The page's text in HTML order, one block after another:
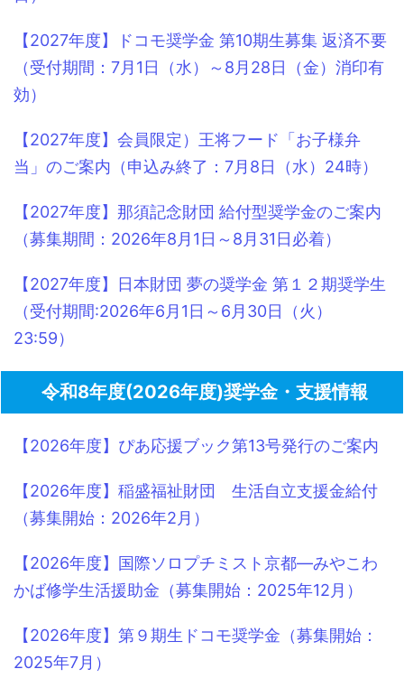
【2027年度】ドコモ奨学金 第10期生募集 返済不要
（受付期間：7月1日（水）～8月28日（金）消印有
効）
【2027年度】会員限定）王将フード「お子様弁
当」のご案内（申込み終了：7月8日（水）24時）
【2027年度】那須記念財団 給付型奨学金のご案内
（募集期間：2026年8月1日～8月31日必着）
【2027年度】日本財団 夢の奨学金 第１２期奨学生
（受付期間:2026年6月1日～6月30日（火）
23:59）
令和8年度(2026年度)奨学金・支援情報
【2026年度】ぴあ応援ブック第13号発行のご案内
【2026年度】稲盛福祉財団 生活自立支援金給付
（募集開始：2026年2月）
【2026年度】国際ソロプチミスト京都―みやこわ
かば修学生活援助金（募集開始：2025年12月）
【2026年度】第９期生ドコモ奨学金（募集開始：
2025年7月）